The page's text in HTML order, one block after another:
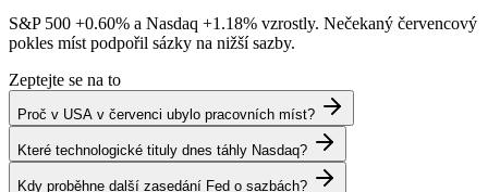
S&P 500 +0.60% a Nasdaq +1.18% vzrostly. Nečekaný červencový
pokles míst podpořil sázky na nižší sazby.
Zeptejte se na to
Proč v USA v červenci ubylo pracovních míst?
Které technologické tituly dnes táhly Nasdaq?
Kdy proběhne další zasedání Fed o sazbách?